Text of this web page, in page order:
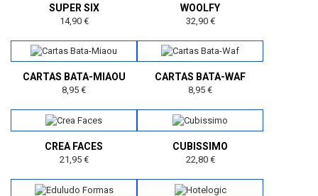
SUPER SIX
14,90 €
WOOLFY
32,90 €
CARTAS BATA-MIAOU
8,95 €
CARTAS BATA-WAF
8,95 €
CREA FACES
21,95 €
CUBISSIMO
22,80 €